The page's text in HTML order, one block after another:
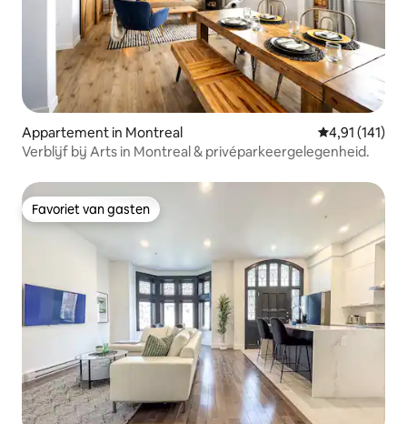
Appartement in Montreal Gemiddelde
4,91 (141)
Verblijf bij Arts in Montreal & privéparkeergelegenheid.
Favoriet van gasten
Favoriet van gasten